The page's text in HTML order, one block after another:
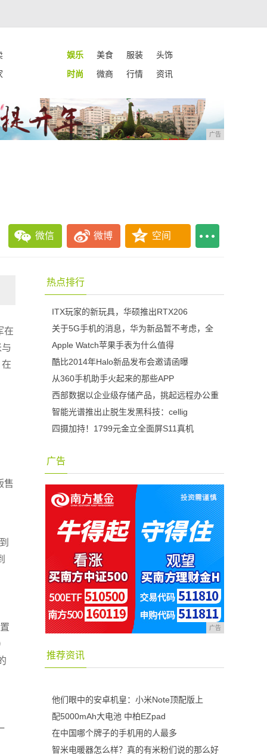
娱乐 美食 服装
头饰
时尚 微商 行情 资讯
广告
微信 微博 空间
在
售
热点排行
ITX玩家的新玩具，华硕推出RTX206
关于5G手机的消息，华为新品暂不考虑，全
Apple Watch苹果手表为什么值得
酷比2014年Halo新品发布会邀请函曝
从360手机助手火起来的那些APP
西部数据以企业级存储产品，挑起远程办公重
智能光谱推出止脱生发黑科技：cellig
四摄加持！1799元金立全面屏S11真机
广告
广告
推荐资讯
他们眼中的安卓机皇：小米Note顶配版上
配5000mAh大电池 中柏EZpad
在中国哪个牌子的手机用的人最多
智米电暖器怎么样？真的有米粉们说的那么好